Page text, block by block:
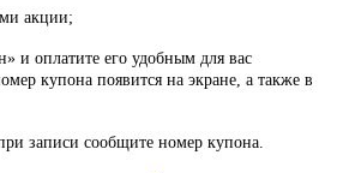
акции;
и оплатите его удобным для вас
купона появится на экране, а также в
записи сообщите номер купона.